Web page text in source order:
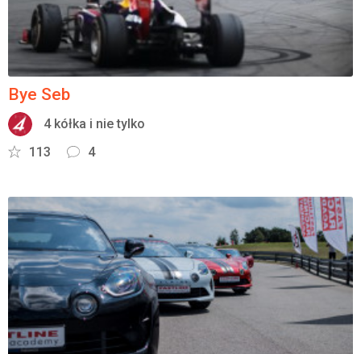
Bye Seb
4 kółka i nie tylko
113
4